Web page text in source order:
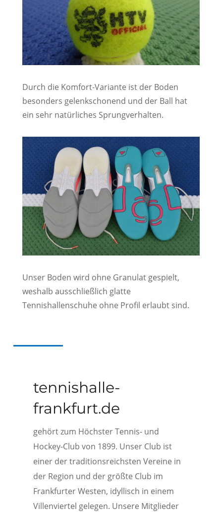
Durch die Komfort-Variante ist der Boden
besonders gelenkschonend und der Ball hat
ein sehr natürliches Sprungverhalten.
Unser Boden wird ohne Granulat gespielt,
weshalb ausschließlich glatte
Tennishallenschuhe ohne Profil erlaubt sind.
tennishalle-
frankfurt.de
gehört zum Höchster Tennis- und
Hockey-Club von 1899. Unser Club ist
einer der traditionsreichsten Vereine in
der Region und der größte Club im
Frankfurter Westen, idyllisch in einem
Villenviertel gelegen. Unsere Mitglieder